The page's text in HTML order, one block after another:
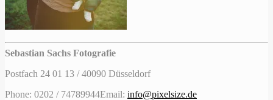
Sebastian Sachs Fotografie
Postfach 24 01 13 / 40090 Düsseldorf
Phone: 0202 / 74789944Email: info@pixelsize.de